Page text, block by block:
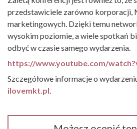
przedstawiciele zarówno korporacji,
marketingowych. Dzięki temu
wysokim poziomie, a wiele spotkań
odbyć w czasie samego wydarzenia.
https://www.youtube.com/
Szczegółowe informacje o
ilovemkt.pl.